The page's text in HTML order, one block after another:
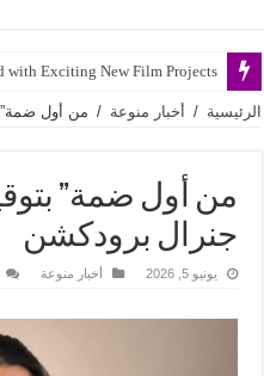
with Exciting New Film Projects
الرئيسية / أخبار منوعة / من أول ضمة”
من أول ضمة”
جنرال برودكشن
يونيو 5, 2026 أخبار منوعة